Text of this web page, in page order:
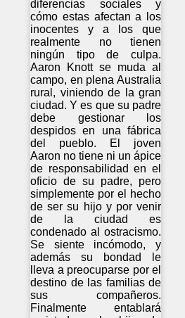
diferencias sociales y
cómo estas afectan a los
inocentes y a los que
realmente no tienen
ningún tipo de culpa.
Aaron Knott se muda al
campo, en plena Australia
rural, viniendo de la gran
ciudad. Y es que su padre
debe gestionar los
despidos en una fábrica
del pueblo. El joven
Aaron no tiene ni un ápice
de responsabilidad en el
oficio de su padre, pero
simplemente por el hecho
de ser su hijo y por venir
de la ciudad es
condenado al ostracismo.
Se siente incómodo, y
además su bondad le
lleva a preocuparse por el
destino de las familias de
sus compañeros.
Finalmente entablará